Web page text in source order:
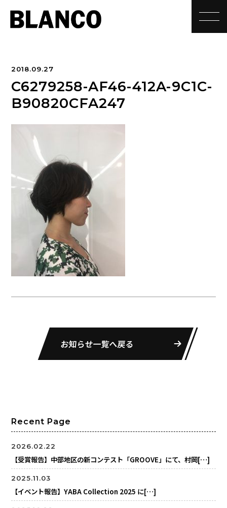
2018.09.27
C6279258-AF46-412A-9C1C-
B90820CFA247
お知らせ一覧へ戻る
Recent Page
2026.02.22
【受賞報告】中部地区の新コンテスト「GROOVE」にて、村岡[…]
2025.11.03
【イベント報告】YABA Collection 2025 に[…]